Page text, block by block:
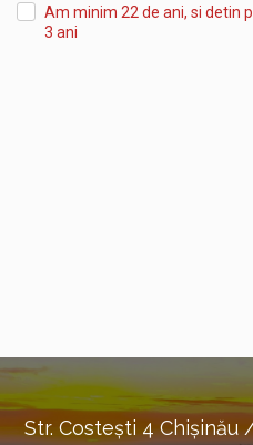
Am minim 22 de ani, si detin
3 ani
Str. Costești 4